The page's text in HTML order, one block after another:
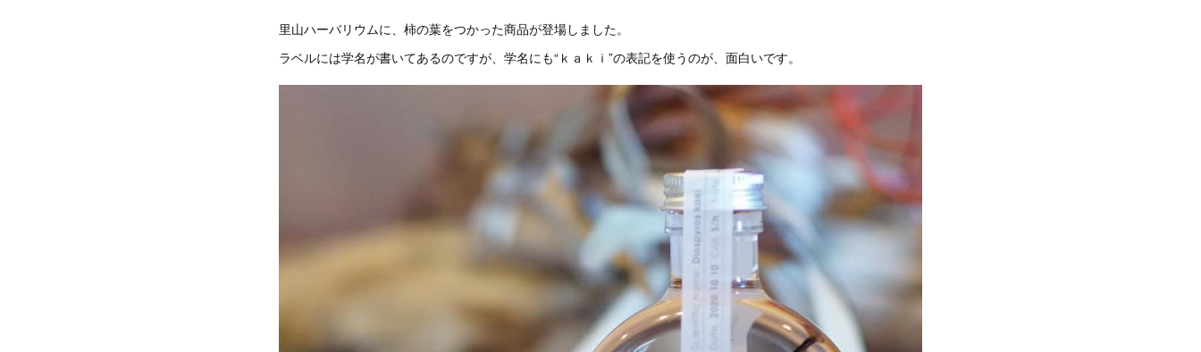
里山ハーバリウムに、柿の葉をつかった商品が登場しました。
ラベルには学名が書いてあるのですが、学名にも“ｋａｋｉ”の表記を使うのが、面白いです。